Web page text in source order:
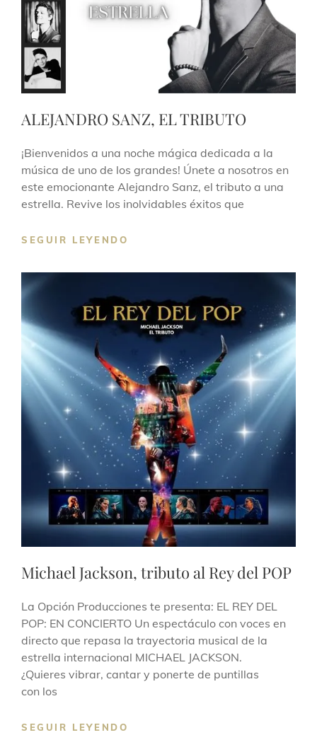
ALEJANDRO SANZ, EL TRIBUTO
¡Bienvenidos a una noche mágica dedicada a la
música de uno de los grandes! Únete a nosotros en
este emocionante Alejandro Sanz, el tributo a una
estrella. Revive los inolvidables éxitos que
SEGUIR LEYENDO
Michael Jackson, tributo al Rey del POP
La Opción Producciones te presenta: EL REY DEL
POP: EN CONCIERTO Un espectáculo con voces en
directo que repasa la trayectoria musical de la
estrella internacional MICHAEL JACKSON.
¿Quieres vibrar, cantar y ponerte de puntillas
con los
SEGUIR LEYENDO